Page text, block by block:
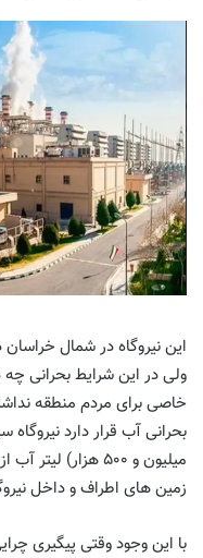
ولی در این شرایط بحرانی
خاصی برای مردم منطقه
میلیون و ۵٠٠
زمین های اطراف و داخل
با این وجود وقتی پیگیری